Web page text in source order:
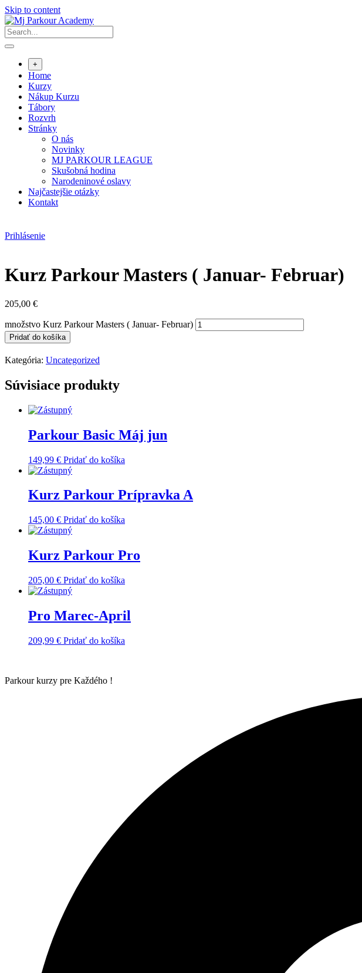
Skip to content
+
Home
Kurzy
Nákup Kurzu
Tábory
Rozvrh
Stránky
O nás
Novinky
MJ PARKOUR LEAGUE
Skušobná hodina
Narodeninové oslavy
Najčastejšie otázky
Kontakt
Prihlásenie
Kurz Parkour Masters ( Januar- Februar)
205,00 €
množstvo Kurz Parkour Masters ( Januar- Februar)
Pridať do košíka
Kategória: Uncategorized
Súvisiace produkty
Parkour Basic Máj jun
149,99 € Pridať do košíka
Kurz Parkour Prípravka A
145,00 € Pridať do košíka
Kurz Parkour Pro
205,00 € Pridať do košíka
Pro Marec-April
209,99 € Pridať do košíka
Parkour kurzy pre Každého !